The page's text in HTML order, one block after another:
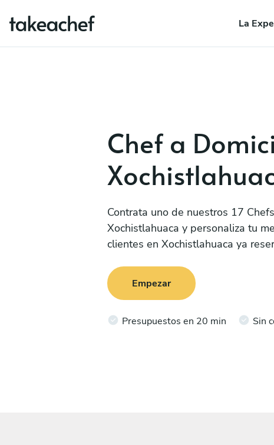
La
Chef a
Contrata uno de nuestros 17
Xochistlahuaca y personaliza tu
clientes en Xochistlahuaca ya
Empezar
Presupuestos en 20 min Sin